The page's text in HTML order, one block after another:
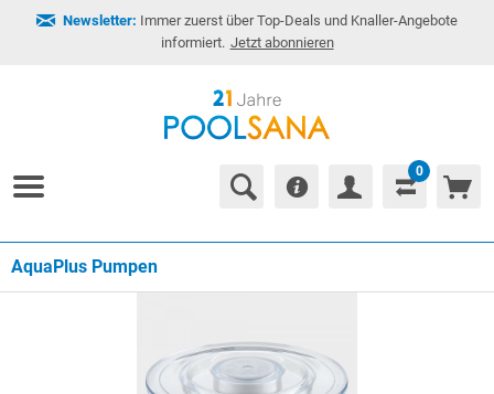
Newsletter: Immer zuerst über Top-Deals und Knaller-Angebote
informiert. Jetzt abonnieren
0
AquaPlus Pumpen